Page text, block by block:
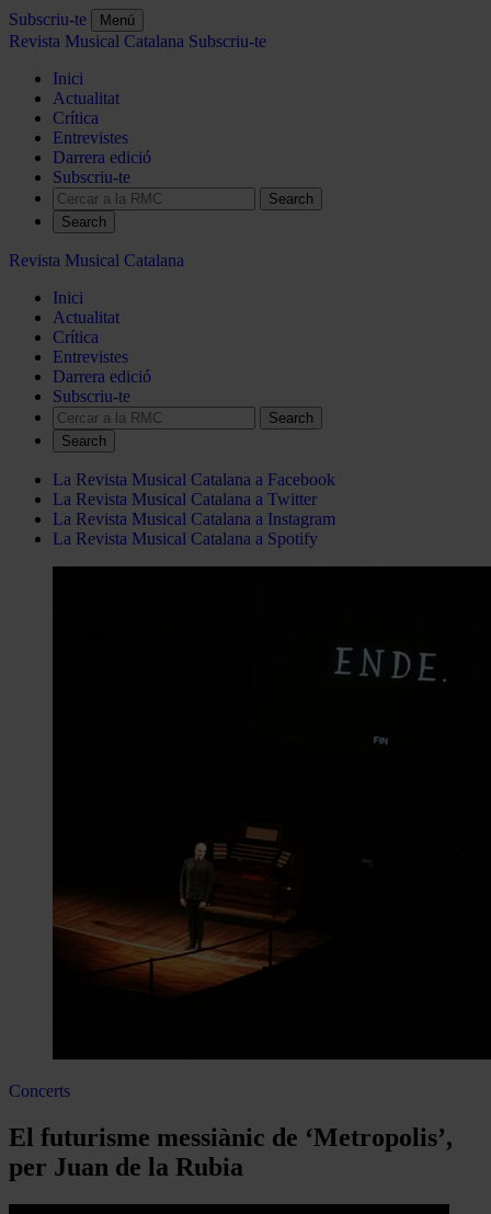
Subscriu-te Menú
Revista Musical Catalana Subscriu-te
Inici
Actualitat
Crítica
Entrevistes
Darrera edició
Subscriu-te
Search
Revista Musical Catalana
Inici
Actualitat
Crítica
Entrevistes
Darrera edició
Subscriu-te
Search
La Revista Musical Catalana a Facebook
La Revista Musical Catalana a Twitter
La Revista Musical Catalana a Instagram
La Revista Musical Catalana a Spotify
Concerts
El futurisme messiànic de ‘Metropolis’,
per Juan de la Rubia